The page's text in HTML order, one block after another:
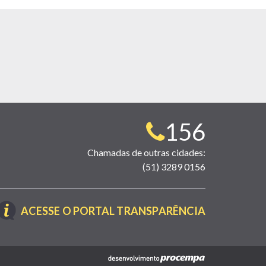
Telefone
para
contato:
156
Chamadas de outras cidades:
(51) 3289 0156
ACESSE O PORTAL TRANSPARÊNCIA(LINK
NOVA